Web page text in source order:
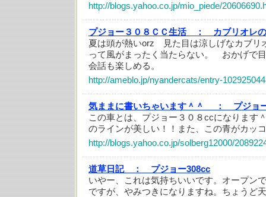
http://blogs.yahoo.co.jp/mio_piede/
プジョー３０８ＣＣ生活 ：
カブリオレ
夏は頭が熱いorz 見た目は涼しげなカブリ
って風がまったく当たらない。 おかげで
会話も楽しめる。
http://ameblo.jp/nyandercats/entry-
気ままに書いちゃいます＾＾ ：
プジョ
この車とは、プジョー３０８ccになります
のラインが美しい！！また、この青がカッ
http://blogs.yahoo.co.jp/solberg12000/
道草日記 ：
プジョー308cc
いやー、これは気持ちいいです。オープン
ですが、やみつきになりますね。ちょうど